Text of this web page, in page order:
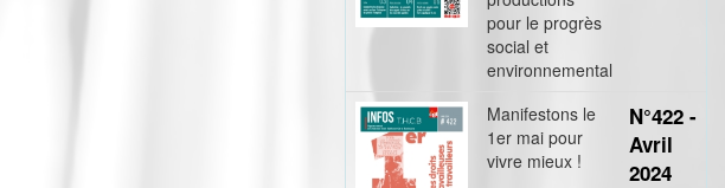
pour le progrès
social et
environnemental
Manifestons le
1er mai pour
vivre mieux !
N°422 -
Avril
2024